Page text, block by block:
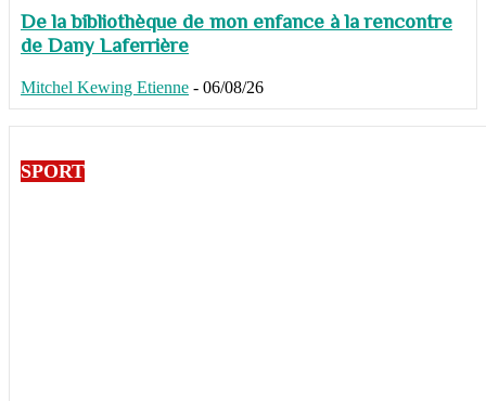
De la bibliothèque de mon enfance à la rencontre
de Dany Laferrière
Mitchel Kewing Etienne - 06/08/26
SPORT